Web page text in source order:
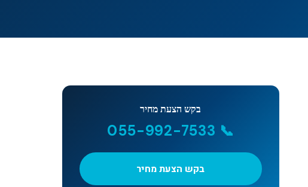
בקש הצעת מחיר
📞 055-992-7533
בקש הצעת מחיר